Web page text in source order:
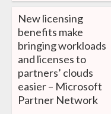
New licensing
benefits make
bringing workloads
and licenses to
partners’ clouds
easier – Microsoft
Partner Network